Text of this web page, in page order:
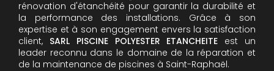
rénovation d'étanchéité pour garantir la durabilité et
la performance des installations. Grâce à son
expertise et à son engagement envers la satisfaction
client, SARL PISCINE POLYESTER ETANCHEITE est un
leader reconnu dans le domaine de la réparation et
de la maintenance de piscines à Saint-Raphaël.